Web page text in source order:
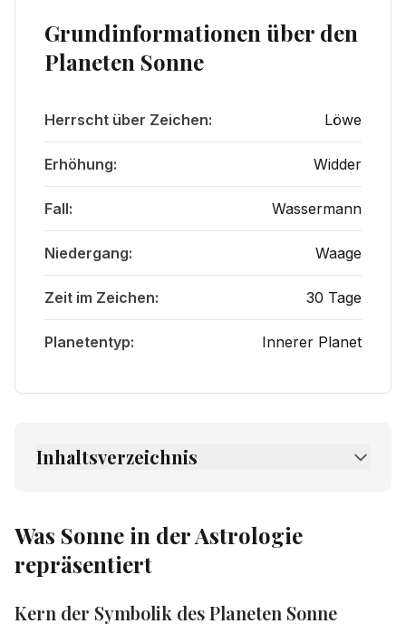
Grundinformationen über den
Planeten Sonne
Herrscht über Zeichen: Löwe
Erhöhung: Widder
Fall: Wassermann
Niedergang: Waage
Zeit im Zeichen: 30 Tage
Planetentyp: Innerer Planet
Inhaltsverzeichnis
1.2
Psychologische Bedeutung des
Planeten Sonne
2. Wie Sonne Ihr Geburtshoroskop
Was Sonne in der Astrologie
repräsentiert
Kern der Symbolik des Planeten Sonne